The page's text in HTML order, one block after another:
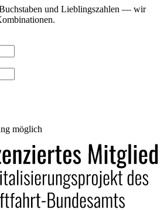
und Lieblingszahlen — wir
möglich